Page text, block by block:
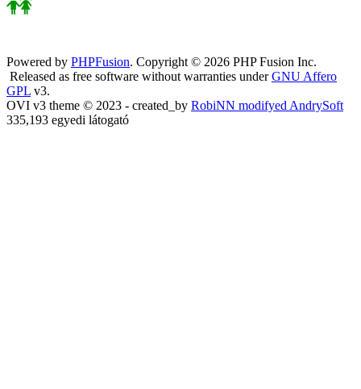
Powered by PHPFusion. Copyright © 2026 PHP Fusion Inc.
Released as free software without warranties underGNU Affero
GPL v3.
OVI v3 theme © 2023 - created_by RobiNN modifyed AndrySoft
335,193 egyedi látogató